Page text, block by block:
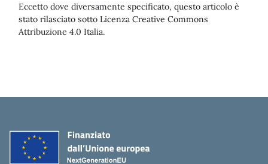
Eccetto dove diversamente specificato, questo articolo è
stato rilasciato sotto Licenza Creative Commons
Attribuzione 4.0 Italia.